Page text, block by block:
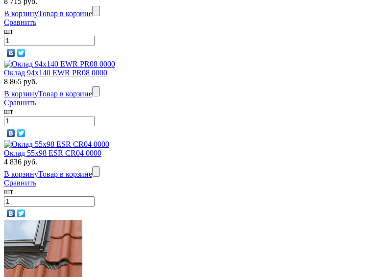
В корзинуТовар в корзине
Сравнить
шт
Оклад 94x140 EWR PR08 0000
8 865 руб.
В корзинуТовар в корзине
Сравнить
шт
Оклад 55x98 ESR CR04 0000
4 836 руб.
В корзинуТовар в корзине
Сравнить
шт